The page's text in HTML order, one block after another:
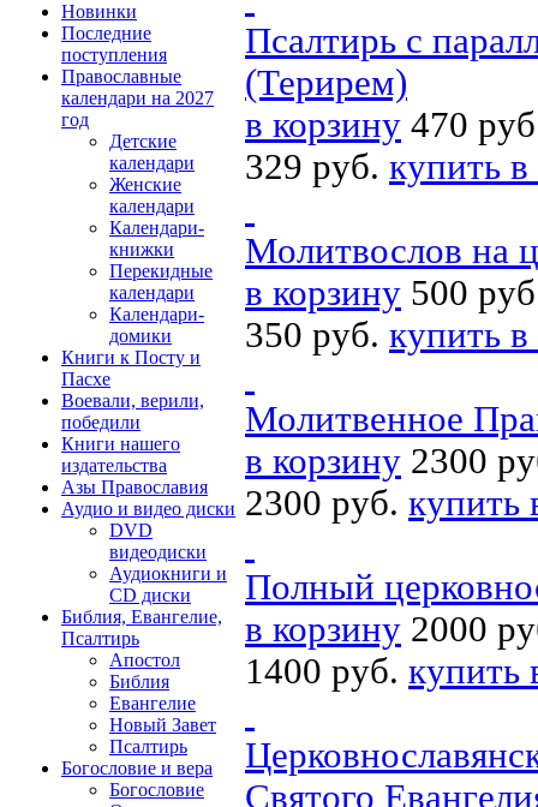
Новинки
Последние
поступления
Православные
календари на 2027
год
Детские
календари
Женские
календари
Календари-
книжки
Перекидные
календари
Календари-
домики
Книги к Посту и
Пасхе
Воевали, верили,
победили
Книги нашего
издательства
Азы Православия
Аудио и видео диски
DVD
видеодиски
Аудиокниги и
CD диски
Библия, Евангелие,
Псалтирь
Апостол
Библия
Евангелие
Новый Завет
Псалтирь
Богословие и вера
Богословие
Псалтирь с
(Терирем)
в корзину 470
329 руб. купить
Молитвослов на
в корзину 500
350 руб. купить
Молитвенное
в корзину 2300
2300 руб. купить
Полный
в корзину 2000
1400 руб. купить
Святого